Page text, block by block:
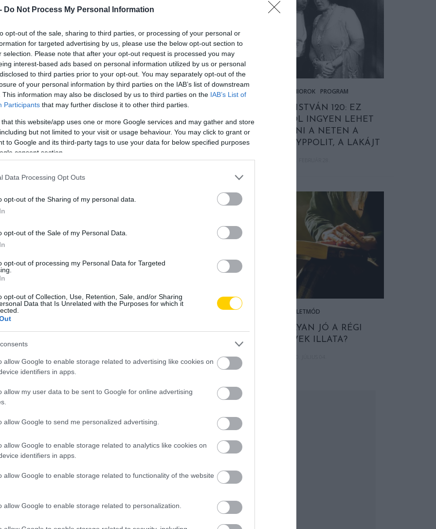
Do Not Process My Personal Information
opt-out of the sale, sharing to third parties, or processing of your personal or
for targeted advertising by us, please use the below opt-out section to
selection. Please note that after your opt-out request is processed you may
interest-based ads based on personal information utilized by us or personal
to third parties prior to your opt-out. You may separately opt-out of the
of your personal information by third parties on the IAB’s list of downstream
This information may also be disclosed by us to third parties on the IAB’s List of
Participants that may further disclose it to other third parties.
that this website/app uses one or more Google services and may gather and store
but not limited to your visit or usage behaviour. You may click to grant or
to Google and its third-party tags to use your data for below specified purposes
consent section.
Data Processing Opt Outs
opt-out of the Sharing of my personal data.
opt-out of the Sale of my Personal Data.
opt-out of processing my Personal Data for Targeted
opt-out of Collection, Use, Retention, Sale, and/or Sharing
Data that Is Unrelated with the Purposes for which it
allow Google to enable storage related to advertising like cookies on
identifiers in apps.
allow my user data to be sent to Google for online advertising
allow Google to send me personalized advertising.
allow Google to enable storage related to analytics like cookies on
identifiers in apps.
allow Google to enable storage related to functionality of the website
allow Google to enable storage related to personalization.
szívrohamon, a megismétlődés aránya a
volt.
hosszabb, egészségesebb életet élhetünk
és fokozzák az immunrendszer működését
lévő stresszt
működik a szívünk
segítenek ismerkedni
az allergiát és fokozzák
káros anyagok beazonosítása és ellenanyagok
Időnként előfordulhat azonban az immunrendszer
anyagokat azonosít be veszélyesként, allergiás
a vörös szemekre, viszkető bőrre, orrfolyásra,
ISMERT SENIOROK PROGRAM
SZÉKELY ISTVÁN 120: EZ
ALKALOMBÓL INGYEN LEHET
MEGNÉZNI A NETEN A
FELÚJÍTOTT HYPPOLIT, A LAKÁJT
ÉLETMÓD
MITŐL OLYAN JÓ A RÉGI
KÖNYVEK ILLATA?